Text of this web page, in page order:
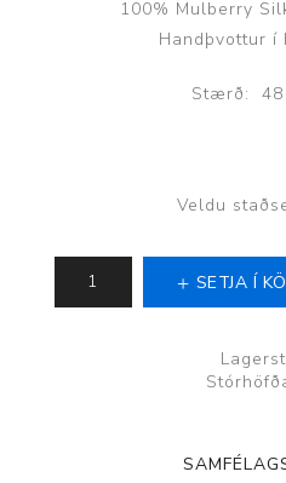
100% Mulberry
Handþvottur í
Stærð: 48
Veldu
SETJA Í